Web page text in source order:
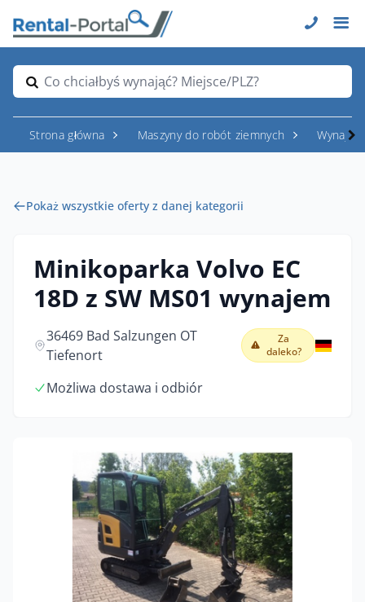
Co chciałbyś wynająć? Miejsce/PLZ?
Strona główna Maszyny do robót ziemnych
Pokaż wszystkie oferty z danej kategorii
Minikoparka Volvo EC
18D z SW MS01 wynajem
36469 Bad Salzungen OT
Tiefenort
Za
daleko?
Możliwa dostawa i odbiór